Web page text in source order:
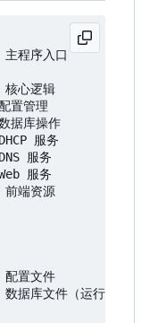
序入口
逻辑
管理
库操作
服务
服务
服务
资源
文件
文件（运行时创